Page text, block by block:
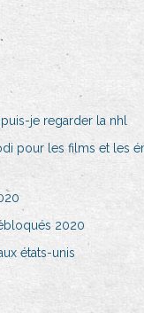
je regarder la nhl
pour les films et les
2020
états-unis